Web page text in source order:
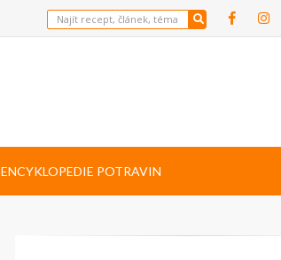
ENCYKLOPEDIE POTRAVIN